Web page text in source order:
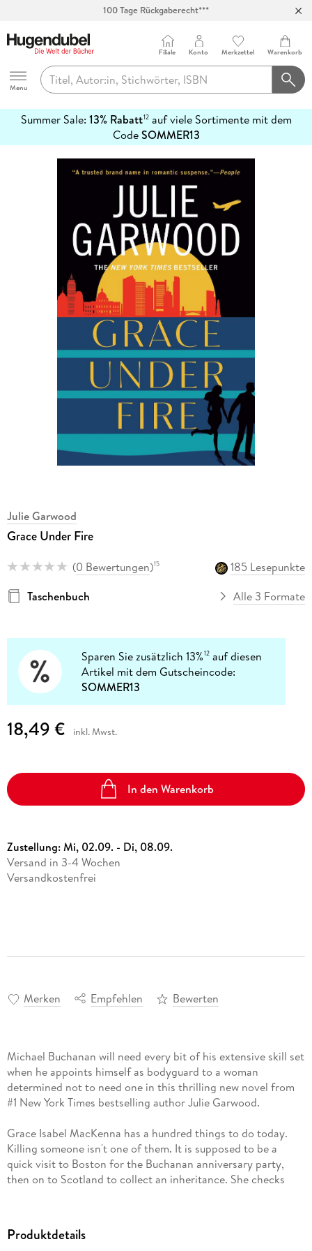
Hugendubel
Menu
Filiale Konto Merkzettel Warenkorb
Summer Sale: 13% Rabatt12auf viele Sortimente mit dem
CodeSOMMER13
erfahren
Julie Garwood
Grace Under Fire
(0 Bewertungen)15
185 Lesepunkte
Taschenbuch
Alle 3 Formate
Sparen Sie zusätzlich 13%12 auf diesen
Artikel mit dem Gutscheincode:
SOMMER13
18,49 € inkl. Mwst.
In den Warenkorb
Zustellung:Mi, 02.09. - Di, 08.09.
Versand in 3-4 Wochen
Versandkostenfrei
Merken Empfehlen Bewerten
Michael Buchanan will need every bit of his extensive skill set
when he appoints himself as bodyguard to a woman
determined not to need one in this thrilling new novel from
#1 New York Times bestselling author Julie Garwood.
Grace Isabel MacKenna has a hundred things to do today.
Killing someone isn't one of them. It is supposed to be a
quick visit to Boston for the Buchanan anniversary party,
then on to Scotland to collect an inheritance. She checks
both. When she fires back in self-defense, she doesn’t expect
Produktdetails